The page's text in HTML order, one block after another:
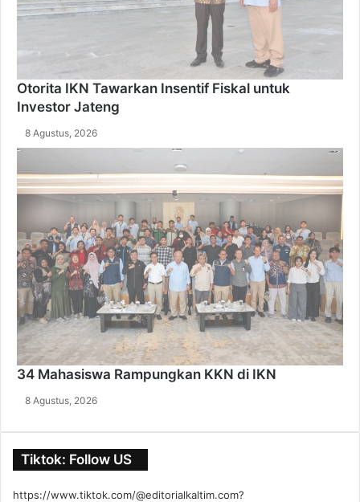
Otorita IKN Tawarkan Insentif Fiskal untuk
Investor Jateng
8 Agustus, 2026
34 Mahasiswa Rampungkan KKN di IKN
8 Agustus, 2026
Tiktok: Follow US
https://www.tiktok.com/@editorialkaltim.com?